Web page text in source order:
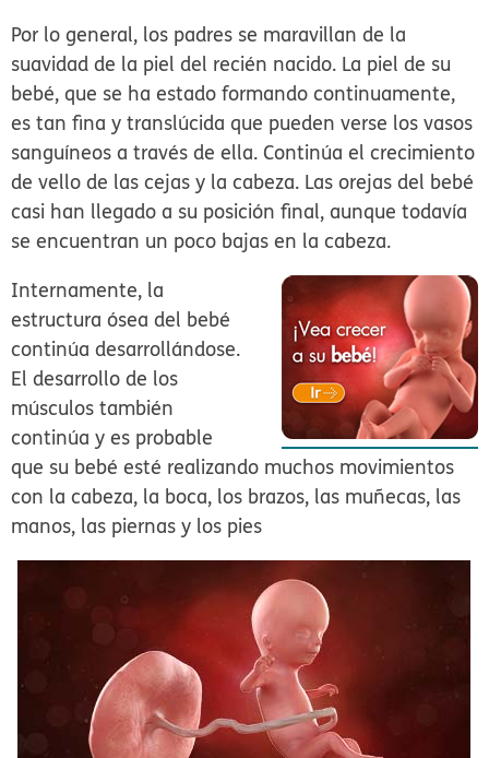
Por lo general, los padres se maravillan de la
suavidad de la piel del recién nacido. La piel de su
bebé, que se ha estado formando continuamente,
es tan fina y translúcida que pueden verse los vasos
sanguíneos a través de ella. Continúa el crecimiento
de vello de las cejas y la cabeza. Las orejas del bebé
casi han llegado a su posición final, aunque todavía
se encuentran un poco bajas en la cabeza.
Internamente, la
estructura ósea del bebé
continúa desarrollándose.
El desarrollo de los
músculos también
continúa y es probable
que su bebé esté realizando muchos movimientos
con la cabeza, la boca, los brazos, las muñecas, las
manos, las piernas y los pies